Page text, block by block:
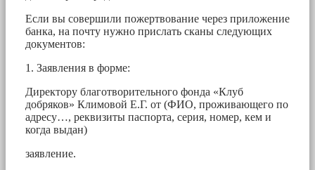
Если вы совершили пожертвование через приложение
банка, на почту нужно прислать сканы следующих
документов:
1. Заявления в форме:
Директору благотворительного фонда «Клуб
добряков» Климовой Е.Г. от (ФИО, проживающего по
адресу…, реквизиты паспорта, серия, номер, кем и
когда выдан)
заявление.